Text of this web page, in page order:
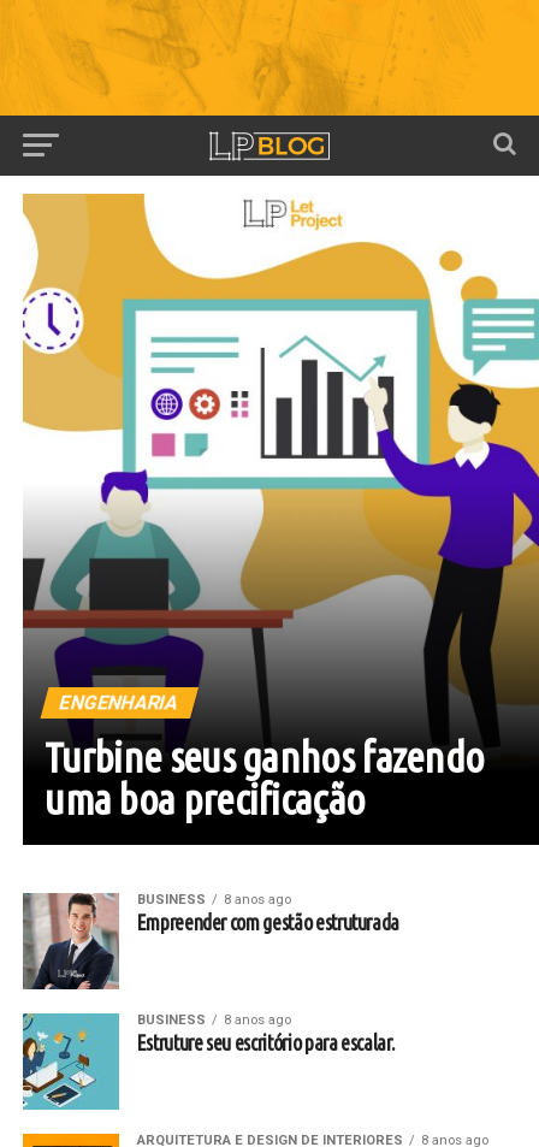
ENGENHARIA
Turbine seus ganhos fazendo
uma boa precificação
BUSINESS 8 anos ago
Empreender com gestão estruturada
BUSINESS 8 anos ago
Estruture seu escritório para escalar.
ARQUITETURA E DESIGN DE INTERIORES 8 anos ago